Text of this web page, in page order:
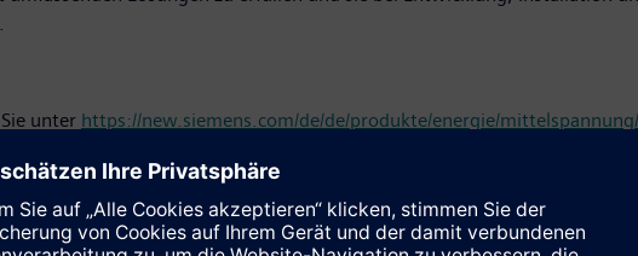
unter https://new.siemens.com/de/de/produkte/energie/